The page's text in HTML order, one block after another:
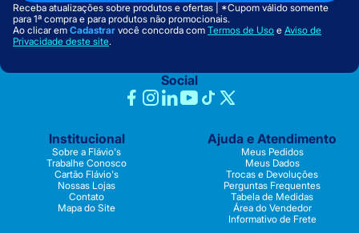
Receba atualizações sobre produtos e ofertas | *Cupom válido somente
para 1ª compra e para produtos não promocionais.
Ao clicar em Cadastrar você concorda com Termos de Uso e Aviso de
Privacidade deste site.
Social
Institucional
Sobre a Flávio's
Trabalhe Conosco
Cartão Flávio's
Nossas Lojas
Contato
Mapa do Site
Ajuda e Atendimento
Meus Pedidos
Meus Dados
Trocas e Devoluções
Perguntas Frequentes
Tabela de Medidas
Área do Vendedor
Informativo de Frete